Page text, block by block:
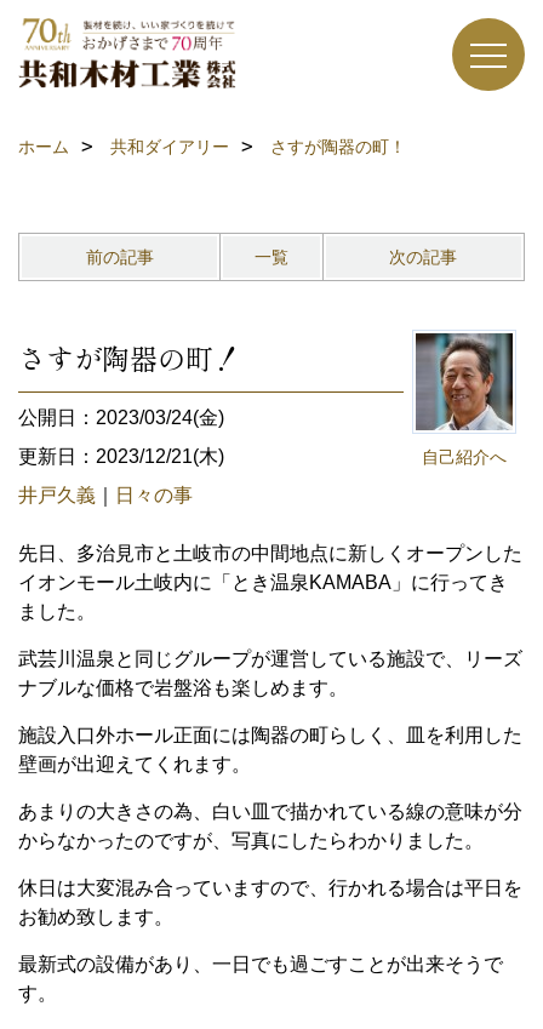
ホーム 共和ダイアリー さすが陶器の町！
前の記事 一覧 次の記事
自己紹介へ
さすが陶器の町！
公開日：2023/03/24(金)
更新日：2023/12/21(木)
井戸久義
日々の事
先日、多治見市と土岐市の中間地点に新しくオープンした
イオンモール土岐内に「とき温泉 KAMABA 」に行ってき
ました。
武芸川温泉と同じグループが運営している施設で、リーズ
ナブルな価格で岩盤浴も楽しめます。
施設入口外ホール正面には陶器の町らしく、皿を利用した
壁画が出迎えてくれます。
あまりの大きさの為、白い皿で描かれている線の意味が分
からなかったのですが、写真にしたらわかりました。
休日は大変混み合っていますので、行かれる場合は平日を
お勧め致します。
最新式の設備があり、一日でも過ごすことが出来そうで
す。